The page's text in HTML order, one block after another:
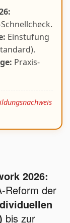
Einstufung
Praxis-
2026:
Reform der
bis zur